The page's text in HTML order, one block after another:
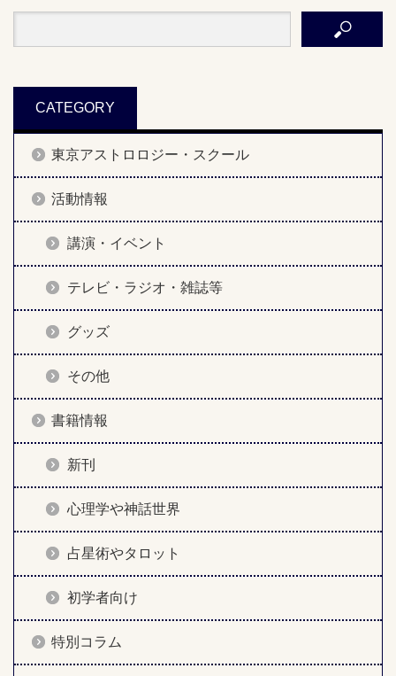
CATEGORY
東京アストロロジー・スクール
活動情報
講演・イベント
テレビ・ラジオ・雑誌等
グッズ
その他
書籍情報
新刊
心理学や神話世界
占星術やタロット
初学者向け
特別コラム